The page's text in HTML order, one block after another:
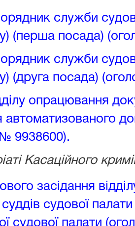
служби
(перша посада)
служби
(друга посада)
опрацювання
автоматизованого
9938600).
Касаційного
засідання
судової
судової палати